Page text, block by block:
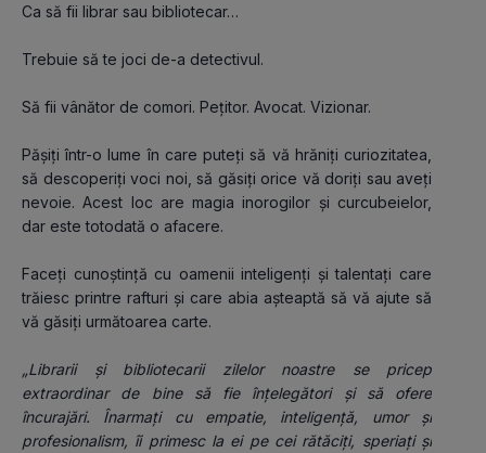
Ca să fii librar sau bibliotecar…
Trebuie să te joci de-a detectivul.
Să fii vânător de comori. Pețitor. Avocat. Vizionar.
Pășiți într-o lume în care puteți să vă hrăniți curiozitatea,
să descoperiți voci noi, să găsiți orice vă doriți sau aveți
nevoie. Acest loc are magia inorogilor și curcubeielor,
dar este totodată o afacere.
Faceți cunoștință cu oamenii inteligenți și talentați care
trăiesc printre rafturi și care abia așteaptă să vă ajute să
vă găsiți următoarea carte.
„Librarii și bibliotecarii zilelor noastre se pricep
extraordinar de bine să fie înțelegători și să ofere
încurajări. Înarmați cu empatie, inteligență, umor și
profesionalism, îi primesc la ei pe cei rătăciți, speriați și